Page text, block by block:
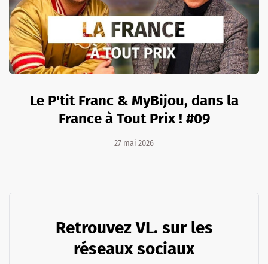
Le P'tit Franc & MyBijou, dans la
France à Tout Prix ! #09
27 mai 2026
Retrouvez VL. sur les
réseaux sociaux